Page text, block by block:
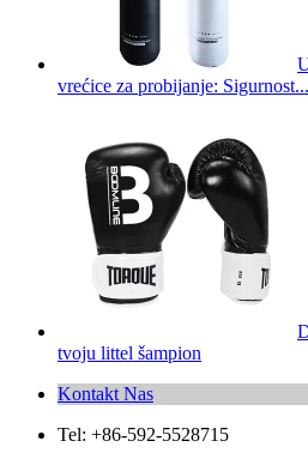
vrećice za probijanje: Sigurnost...
tvoju littel šampion
Kontakt Nas
Tel: +86-592-5528715